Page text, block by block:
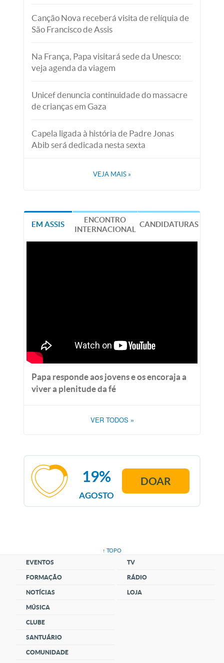
Canção Nova receberá visita de relíquia de
São Francisco de Assis
Na França, Papa visitará sede da Unesco:
veja agenda da viagem
Unicef denuncia continuidade do massacre
de crianças em Gaza
Capela ligada à história de Padre Jonas
Abib será dedicada nesta sexta
VEJA MAIS »
EM ASSIS
ENCONTRO
INTERNACIONAL
CANDIDATURAS
Papa responde aos jovens e os encoraja a
viver a plenitude da fé
VER TODOS »
AGOSTO
19% DOAR
↑ TOPO
EVENTOS
FORMAÇÃO
NOTÍCIAS
MÚSICA
CLUBE
SANTUÁRIO
COMUNIDADE
TV
RÁDIO
LOJA